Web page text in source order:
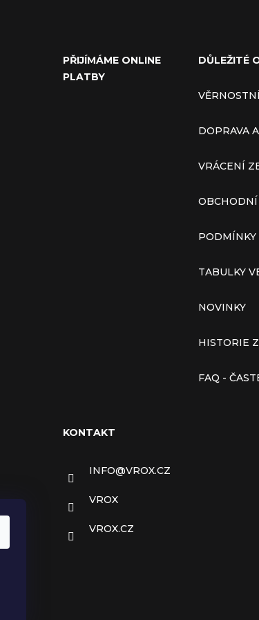
PŘIJÍMÁME ONLINE
PLATBY
DŮLEŽITÉ
DOPRAVA
VRÁCENÍ
PODMÍNKY
TABULKY
NOVINKY
HISTORIE
FAQ -
KONTAKT
INFO@VROX.CZ
VROX
VROX.CZ